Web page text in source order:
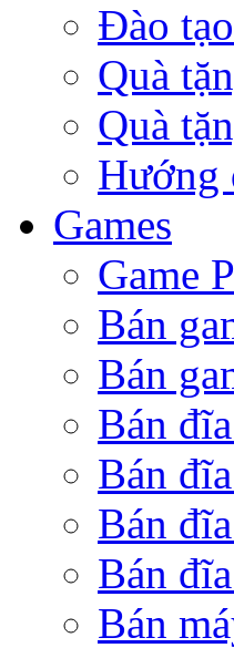
Đào
Quà
Quà
Hướng
Games
Game
Bán
Bán
Bán
Bán
Bán
Bán
Bán